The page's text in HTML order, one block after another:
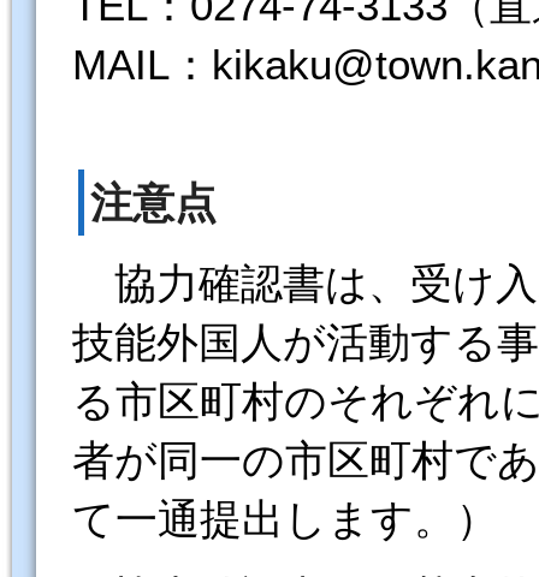
MAIL：
注意点
協力確認書は、受け
技能外国人が活動する
る市区町村のそれぞれ
者が同一の市区町村で
て一通提出します。）